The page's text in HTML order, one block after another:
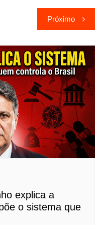
Próximo
explica a
o sistema que